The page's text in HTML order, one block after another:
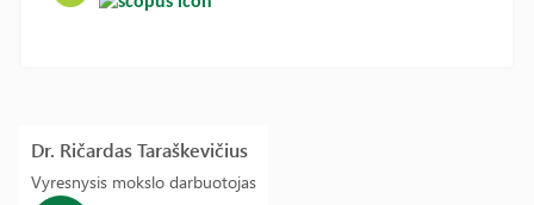
Dr. Ričardas Taraškevičius
Vyresnysis mokslo darbuotojas